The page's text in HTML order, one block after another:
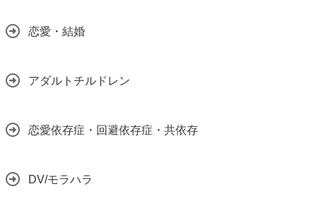
恋愛・結婚
アダルトチルドレン
恋愛依存症・回避依存症・共依存
DV/モラハラ